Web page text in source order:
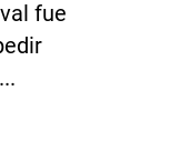
fue